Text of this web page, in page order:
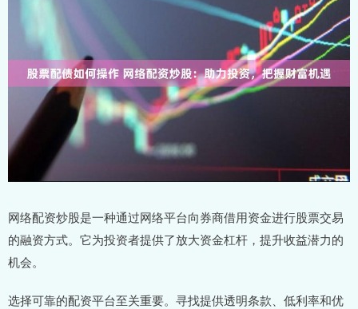
网络配资炒股是一种通过网络平台向券商借用资金进行股票交易
的融资方式。它为投资者提供了放大资金杠杆，提升收益潜力的
机会。
选择可靠的配资平台至关重要。寻找提供透明条款、低利率和优